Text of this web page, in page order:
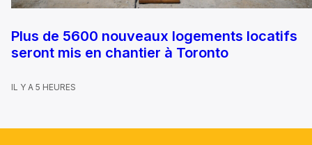
Plus de 5600 nouveaux logements locatifs
seront mis en chantier à Toronto
IL Y A 5 HEURES